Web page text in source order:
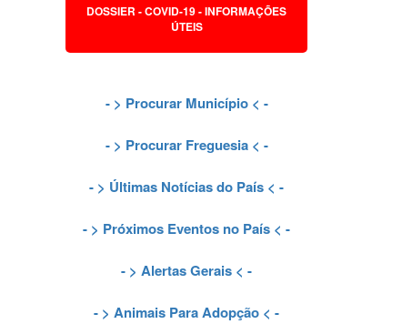
DOSSIER - COVID-19 - INFORMAÇÕES
ÚTEIS
- > Procurar Município< -
- > Procurar Freguesia< -
- > Últimas Notícias do País < -
- > Próximos Eventos no País < -
- >Alertas Gerais < -
- >Animais Para Adopção < -